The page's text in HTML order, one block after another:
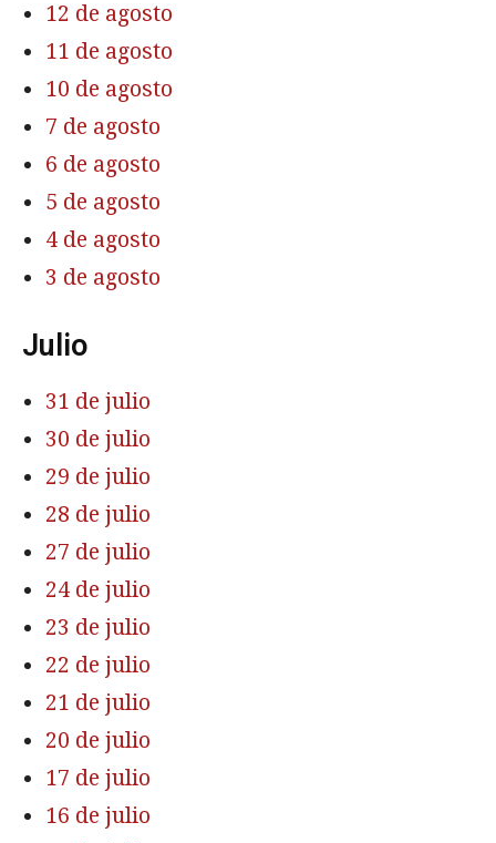
12 de agosto
11 de agosto
10 de agosto
7 de agosto
6 de agosto
5 de agosto
4 de agosto
3 de agosto
Julio
31 de julio
30 de julio
29 de julio
28 de julio
27 de julio
24 de julio
23 de julio
22 de julio
21 de julio
20 de julio
17 de julio
16 de julio